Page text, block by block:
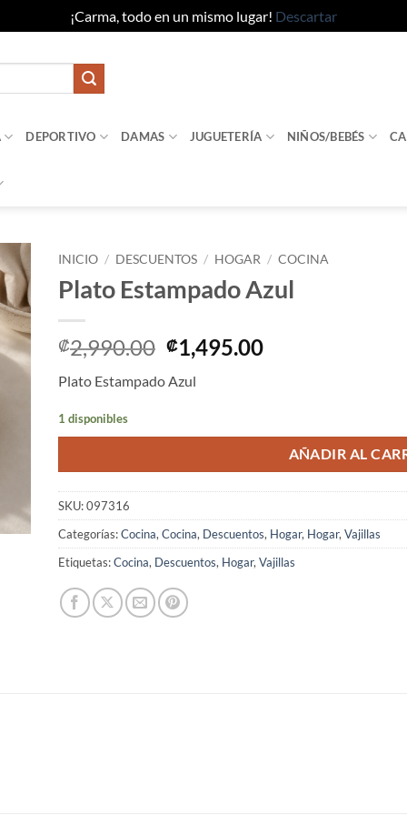
¡Carma, todo en un mismo lugar! Descartar
DEPORTIVO DAMAS JUGUETERÍA NIÑOS/BEBÉS
INICIO / DESCUENTOS / HOGAR / COCINA
Plato Estampado Azul
₡2,990.00 El
precio
original
₡2,990.00.
₡1,495.00El
₡1,495.00.
Plato Estampado Azul
1 disponibles
AÑADIR AL
SKU:097316
Categorías:Cocina, Cocina, Descuentos, Hogar, Hogar, Vajillas
Etiquetas:Cocina, Descuentos, Hogar, Vajillas